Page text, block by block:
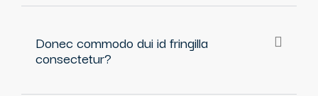
Donec commodo dui id fringilla
consectetur?